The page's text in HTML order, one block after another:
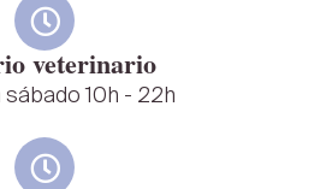
veterinario
10h - 22h